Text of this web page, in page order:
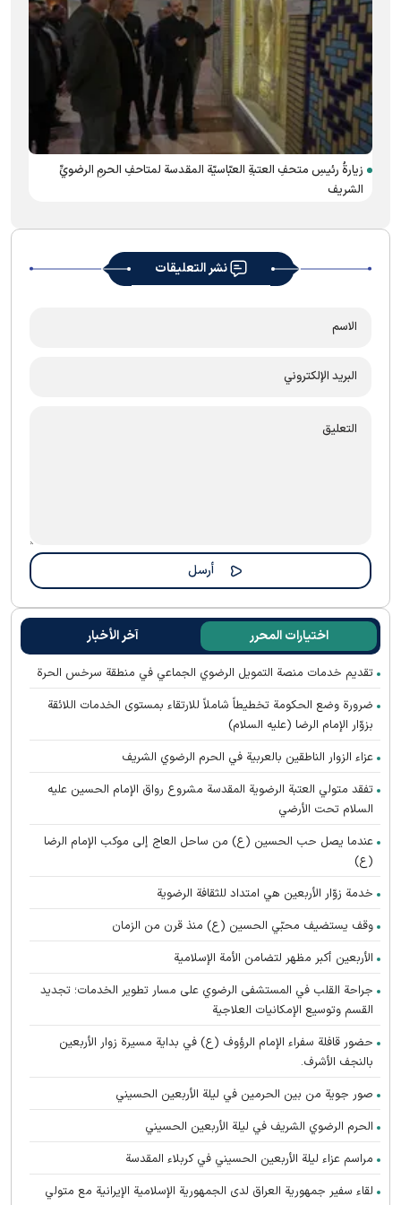
زيارةُ رئيسِ متحفِ العتبةِ العبّاسيّة المقدسة لمتاحفِ الحرمِ الرضويِّ
الشريف
نشر التعليقات
اختيارات المحرر آخر الأخبار
تقديم خدمات منصة التمويل الرضوي الجماعي في منطقة سرخس الحرة
ضرورة وضع الحكومة تخطيطاً شاملاً للارتقاء بمستوى الخدمات اللائقة
بزوّار الإمام الرضا (عليه السلام)
عزاء الزوار الناطقين بالعربية في الحرم الرضوي الشریف
تفقد متولي العتبة الرضوية المقدسة مشروع رواق الإمام الحسين عليه
السلام تحت الأرضي
عندما يصل حب الحسين (ع) من ساحل العاج إلى موكب الإمام الرضا
(ع)
خدمة زوّار الأربعين هي امتداد للثقافة الرضوية
وقف يستضيف محبّي الحسين (ع) منذ قرن من الزمان
الأربعين أكبر مظهر لتضامن الأمة الإسلامية
جراحة القلب في المستشفى الرضوي على مسار تطوير الخدمات؛ تجديد
القسم وتوسيع الإمكانيات العلاجية
حضور قافلة سفراء الإمام الرؤوف (ع) في بدایة مسيرة زوار الأربعين
بالنجف الأشرف.
صور جوية من بين الحرمين في ليلة الأربعين الحسيني
الحرم الرضوي الشریف في ليلة الأربعين الحسيني
مراسم عزاء ليلة الأربعين الحسيني في كربلاء المقدسة
لقاء سفير جمهورية العراق لدى الجمهورية الإسلامية الإيرانية مع متولي